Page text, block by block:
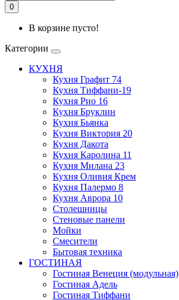
0
В корзине пусто!
Категории
КУХНЯ
Кухня Графит 74
Кухня Тиффани-19
Кухня Рио 16
Кухня Бруклин
Кухня Бьянка
Кухня Виктория 20
Кухня Дакота
Кухня Каролина 11
Кухня Милана 23
Кухня Оливия Крем
Кухня Палермо 8
Кухня Аврора 10
Столешницы
Стеновые панели
Мойки
Смесители
Бытовая техника
ГОСТИНАЯ
Гостиная Венеция (модульная)
Гостиная Адель
Гостиная Тиффани